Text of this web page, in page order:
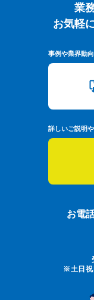
業
業
お気軽
事例や業界動
詳しいご説明
お電
※土日祝